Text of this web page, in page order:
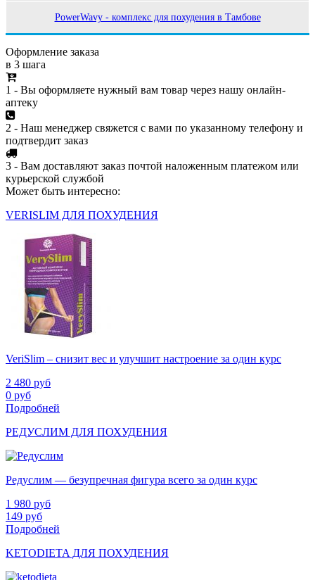
PowerWavy - комплекс для похудения в Тамбове
Оформление заказа
в 3 шага
1 - Вы оформляете нужный вам товар через нашу онлайн-
аптеку
2 - Наш менеджер свяжется с вами по указанному телефону и
подтвердит заказ
3 - Вам доставляют заказ почтой наложенным платежом или
курьерской службой
Может быть интересно:
VERISLIM ДЛЯ ПОХУДЕНИЯ
VeriSlim – снизит вес и улучшит настроение за один курс
2 480 руб
0 руб
Подробней
РЕДУСЛИМ ДЛЯ ПОХУДЕНИЯ
Редуслим — безупречная фигура всего за один курс
1 980 руб
149 руб
Подробней
KETODIETA ДЛЯ ПОХУДЕНИЯ